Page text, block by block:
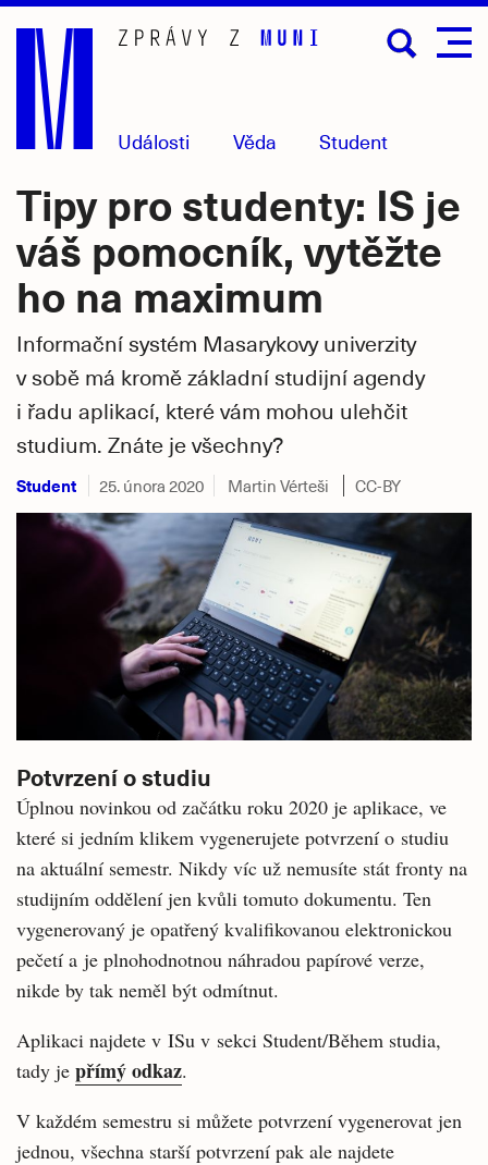
Přejít
hlavní
obsah
Události Věda Student
Tipy pro studenty: IS je
váš pomocník, vytěžte
ho na maximum
Informační systém Masarykovy univerzity
v sobě má kromě základní studijní agendy
i řadu aplikací, které vám mohou ulehčit
studium. Znáte je všechny?
Student 25. února 2020 Martin Vérteši CC-BY
Potvrzení o studiu
Úplnou novinkou od začátku roku 2020 je aplikace, ve
které si jedním klikem vygenerujete potvrzení o studiu
na aktuální semestr. Nikdy víc už nemusíte stát fronty na
studijním oddělení jen kvůli tomuto dokumentu. Ten
vygenerovaný je opatřený kvalifikovanou elektronickou
pečetí a je plnohodnotnou náhradou papírové verze,
nikde by tak neměl být odmítnut.
Aplikaci najdete v ISu v sekci Student/Během studia,
tady je přímý odkaz.
V každém semestru si můžete potvrzení vygenerovat jen
jednou, všechna starší potvrzení pak ale najdete